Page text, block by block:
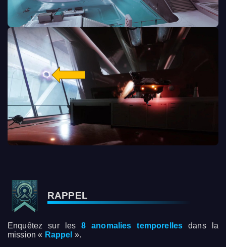
RAPPEL
Enquêtez sur les 8 anomalies temporelles dans la
mission « Rappel ».